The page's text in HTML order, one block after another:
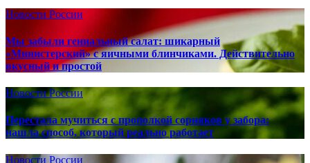
Новости России
Мы забыли гениальный салат: шикарный
«Министерский» с яичными блинчиками. Действительно
вкусный и простой
Новости России
Перестала мучиться с прополкой сорняков у забора:
нашла способ, который реально работает
Новости России